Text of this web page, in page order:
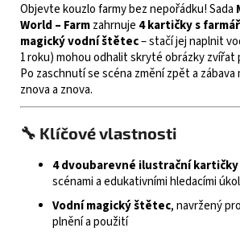
Objevte kouzlo farmy bez nepořádku! Sada
World – Farmzahrnuje 4 kartičky s
magický vodní štětec– stačí jej naplnit
1 roku) mohou odhalit skryté obrázky zvířat
Po zaschnutí se scéna změní zpět a
znova a znova.
🔧 Klíčové vlastnosti
4 dvoubarevné ilustrační kartičky
scénami a edukativními hledacími
Vodní magický štětec, navržený
plnění a použití